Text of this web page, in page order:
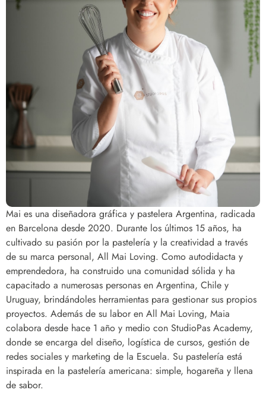
Mai es una diseñadora gráfica y pastelera Argentina, radicada
en Barcelona desde 2020. Durante los últimos 15 años, ha
cultivado su pasión por la pastelería y la creatividad a través
de su marca personal, All Mai Loving. Como autodidacta y
emprendedora, ha construido una comunidad sólida y ha
capacitado a numerosas personas en Argentina, Chile y
Uruguay, brindándoles herramientas para gestionar sus propios
proyectos. Además de su labor en All Mai Loving, Maia
colabora desde hace 1 año y medio con StudioPas Academy,
donde se encarga del diseño, logística de cursos, gestión de
redes sociales y marketing de la Escuela. Su pastelería está
inspirada en la pastelería americana: simple, hogareña y llena
de sabor.